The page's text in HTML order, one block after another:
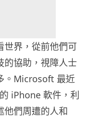
世界，從前他們可
的協助，視障人士
。Microsoft 最近
iPhone 軟件，利
他們周遭的人和